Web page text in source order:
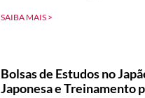
SAIBA MAIS >
Bolsas de Estudos no
Japonesa e Treinamento